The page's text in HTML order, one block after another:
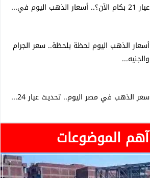
عيار 21 بكام الآن؟.. أسعار الذهب اليوم في...
أسعار الذهب اليوم لحظة بلحظة.. سعر الجرام
والجنيه...
سعر الذهب في مصر اليوم.. تحديث عيار 24...
آهم الموضوعات